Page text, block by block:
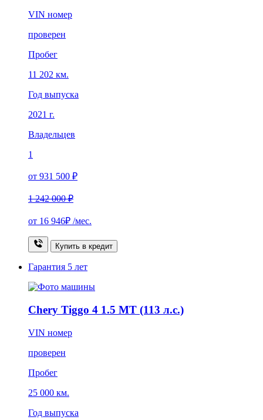
VIN номер
проверен
Пробег
11 202 км.
Год выпуска
2021 г.
Владельцев
1
от 931 500 ₽
1 242 000 ₽
от 16 946₽ /мес.
Купить в кредит
Гарантия 5 лет
Chery Tiggo 4 1.5 MT (113 л.с.)
VIN номер
проверен
Пробег
25 000 км.
Год выпуска